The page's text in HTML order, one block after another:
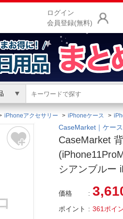
ログイン
会員登録(無料)
ラ
カ
ご
iPhoneアクセサリー iPhoneケース
CaseMarket｜ケー
CaseMarket
シアンブルー
価格
ポイント
361ポイ